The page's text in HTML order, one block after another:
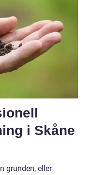
i Skåne
grunden, eller